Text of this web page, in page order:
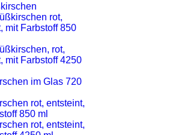
rot,
mit Farbstoff 850
rot,
mit Farbstoff 4250
im Glas 720
rot, entsteint,
850 ml
rot, entsteint,